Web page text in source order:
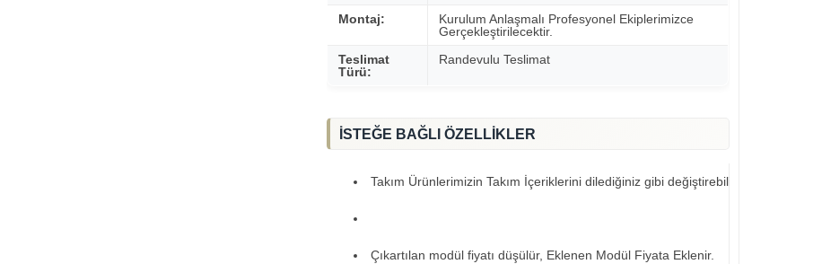
Montaj:
Kurulum Anlaşmalı Profesyonel Ekiplerimizce
Gerçekleştirilecektir.
Teslimat
Türü:
Randevulu Teslimat
İSTEĞE BAĞLI ÖZELLİKLER
Takım Ürünlerimizin Takım İçeriklerini dilediğiniz gibi değiştirebilirsiniz..
Çıkartılan modül fiyatı düşülür, Eklenen Modül Fiyata Eklenir.